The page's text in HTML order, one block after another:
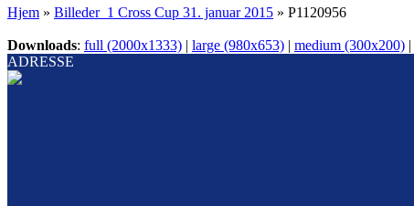
Hjem » Billeder_1 Cross Cup 31. januar 2015 » P1120956
Downloads: full (2000x1333) | large (980x653) | medium (300x200) |
ADRESSE